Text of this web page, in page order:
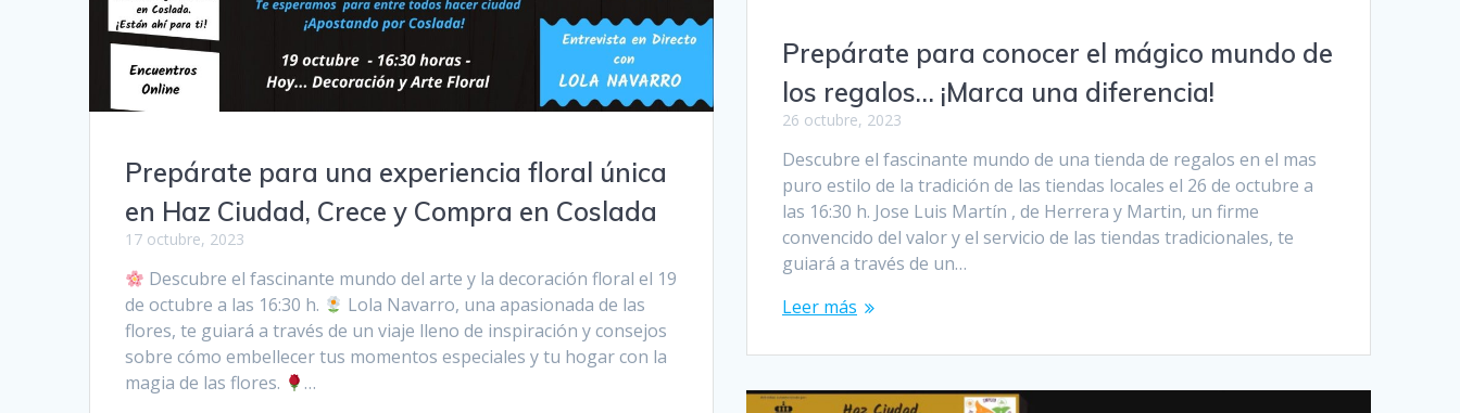
Prepárate para conocer el mágico mundo de
los regalos… ¡Marca una diferencia!
26 octubre, 2023
Descubre el fascinante mundo de una tienda de regalos en el mas
puro estilo de la tradición de las tiendas locales el 26 de octubre a
las 16:30 h. Jose Luis Martín , de Herrera y Martin, un firme
convencido del valor y el servicio de las tiendas tradicionales, te
guiará a través de un…
Leer más
Prepárate para una experiencia floral única
en Haz Ciudad, Crece y Compra en Coslada
17 octubre, 2023
Descubre el fascinante mundo del arte y la decoración floral el 19
de octubre a las 16:30 h.
Lola Navarro, una apasionada de las
flores, te guiará a través de un viaje lleno de inspiración y consejos
sobre cómo embellecer tus momentos especiales y tu hogar con la
magia de las flores.
…